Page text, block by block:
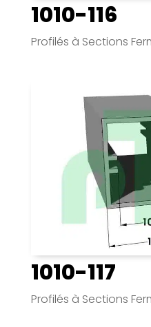
1010-116
Profilés à Sections
1010-117
Profilés à Sections